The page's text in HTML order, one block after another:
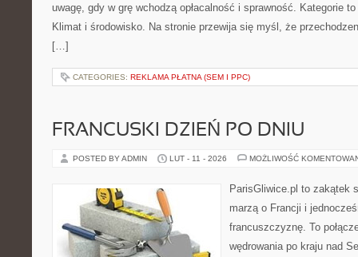
uwagę, gdy w grę wchodzą opłacalność i sprawność. Kategorie
Klimat i środowisko. Na stronie przewija się myśl, że
[…]
CATEGORIES: REKLAMA PŁATNA (SEM I PPC)
FRANCUSKI DZIEŃ PO DNIU
POSTED BY ADMIN LUT - 11 - 2026 MOŻLIWOŚĆ
ParisGliwice.pl to zakątek
marzą o Francji i
francuszczyznę. To
wędrowania po kraju nad